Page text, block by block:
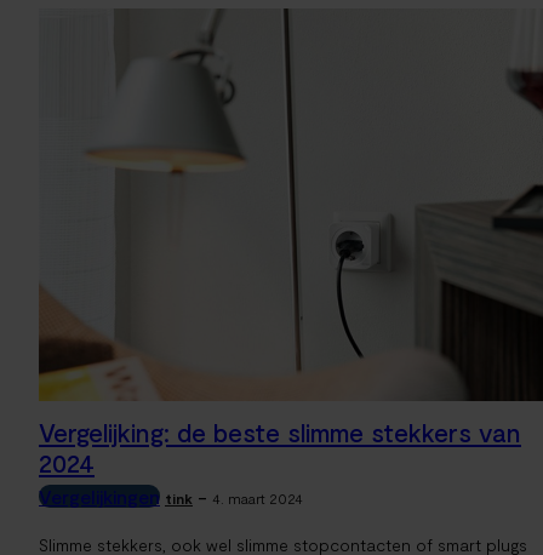
Vergelijking: de beste slimme stekkers van
2024
Vergelijkingen tink - 4. maart 2024
Slimme stekkers, ook wel slimme stopcontacten of smart plugs